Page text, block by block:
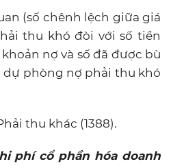
(số chênh lệch giữa giá
thu khó đòi với số tiền
nợ và số đã được bù
dự phòng nợ phải thu khó
thu khác (1388).
phí cổ phần hóa doanh